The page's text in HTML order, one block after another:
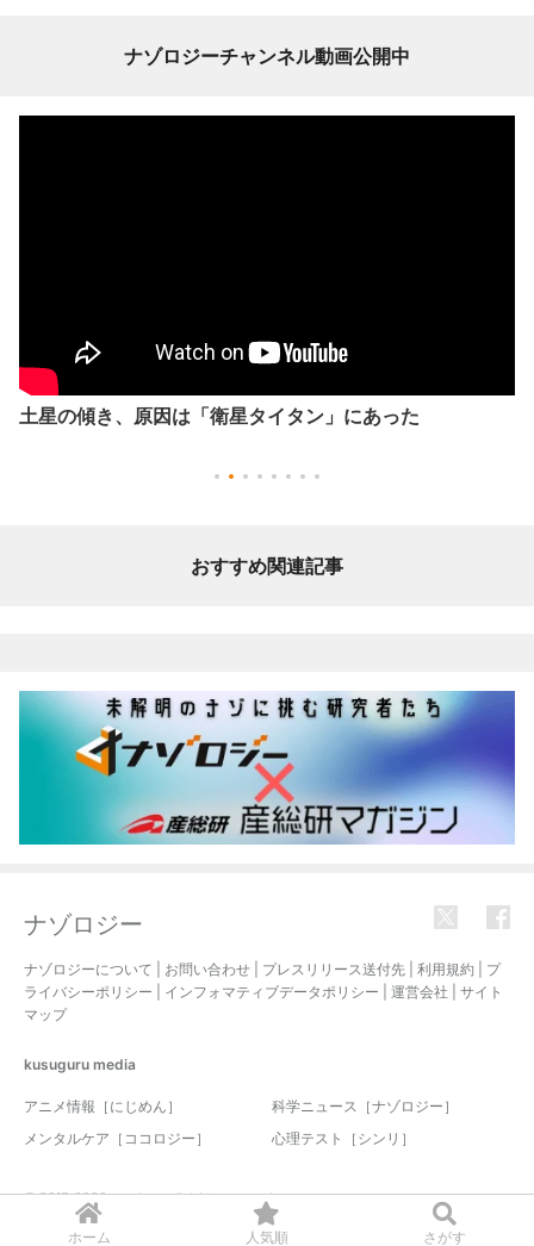
ホーム 人気順 さがす
ナゾロジーチャンネル動画公開中
土星の傾き、原因は「衛星タイタン」にあった
おすすめ関連記事
ナゾロジー
ナゾロジーについて お問い合わせ プレスリリース送付先 利用規約
プ
ライバシーポリシー
インフォマティブデータポリシー 運営会社
サイト
マップ
kusuguru media
アニメ情報［にじめん］
科学ニュース［ナゾロジー］
メンタルケア［ココロジー］
心理テスト［シンリ］
© 2017-2026 nazology. all rights reserved.